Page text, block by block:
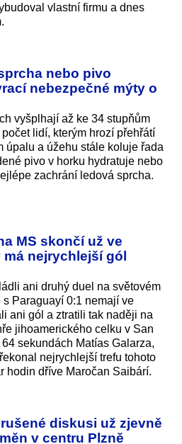
vlastní firmu a dnes
nebo pivo
nebezpečné mýty o
vyšplhají až ke 34 stupňům
lidí, kterým hrozí přehřátí
úpalu a úžehu stále koluje řada
pivo v horku hydratuje nebo
zachrání ledová sprcha.
MS skončí už ve
nejrychlejší gól
ani druhý duel na světovém
Paraguayí 0:1 nemají ve
ani gól a ztratili tak naději na
jihoamerického celku v San
sekundách Matías Galarza,
nejrychlejší trefu tohoto
hodin dříve Maročan Saibárí.
diskusi už zjevně
v centru Plzně